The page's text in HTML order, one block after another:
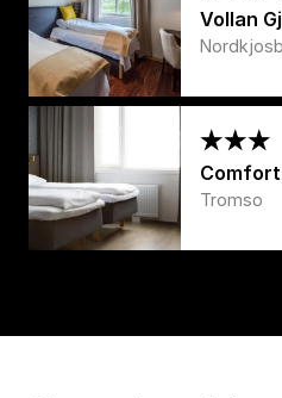
Vollan
Tromso